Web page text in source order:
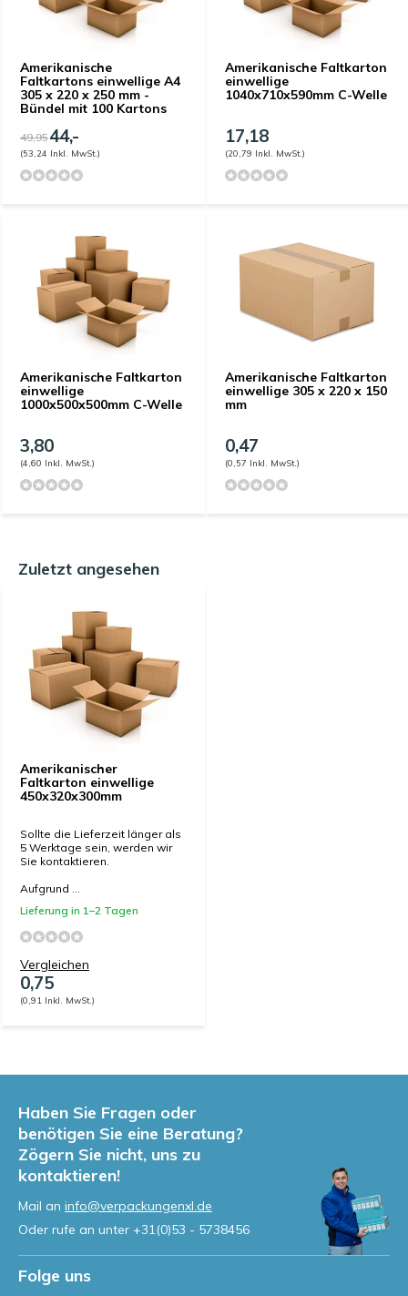
Amerikanische
Faltkartons einwellige A4
305 x 220 x 250 mm -
Bündel mit 100 Kartons
49,9544,-
(53,24 Inkl. MwSt.)
Amerikanische Faltkarton
einwellige
1040x710x590mm C-Welle
17,18
(20,79 Inkl. MwSt.)
Amerikanische Faltkarton
einwellige
1000x500x500mm C-Welle
3,80
(4,60 Inkl. MwSt.)
Amerikanische Faltkarton
einwellige 305 x 220 x 150
mm
0,47
(0,57 Inkl. MwSt.)
Zuletzt angesehen
Amerikanischer
Faltkarton einwellige
450x320x300mm
Sollte die Lieferzeit länger als
5 Werktage sein, werden wir
Sie kontaktieren.
Aufgrund ...
Lieferung in 1–2 Tagen
Vergleichen
0,75
(0,91 Inkl. MwSt.)
Haben Sie Fragen oder
benötigen Sie eine Beratung?
Zögern Sie nicht, uns zu
kontaktieren!
Mail an info@verpackungenxl.de
Oder rufe an unter +31(0)53 - 5738456
Folge uns